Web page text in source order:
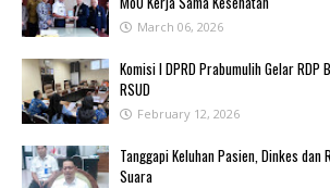
March 06, 2026
Komisi I DPRD Prabumulih Gelar RDP
RSUD
February 12, 2026
Tanggapi Keluhan Pasien, Dinkes dan
Suara